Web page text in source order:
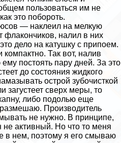
пользоваться им не
это побороть.
— наклеил на мелкую
флакончиков, налил в них
дело на катушку с припоем.
Так вот, налив
постоять пару дней. За это
до состояния жидкого
острой зубочисткой
загустеет сверх меры, то
либо подолью еще
Производитель
не нужно. В принципе,
не активный. Но что то меня
в нем, поэтому я его смываю